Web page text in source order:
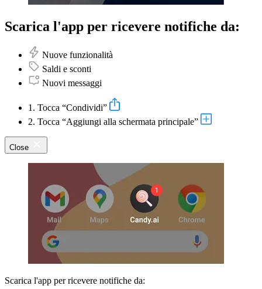
Scarica l'app per ricevere notifiche da:
Nuove funzionalità
Saldi e sconti
Nuovi messaggi
1. Tocca “Condividi”
2. Tocca “Aggiungi alla schermata principale”
Close
Scarica l'app per ricevere notifiche da: